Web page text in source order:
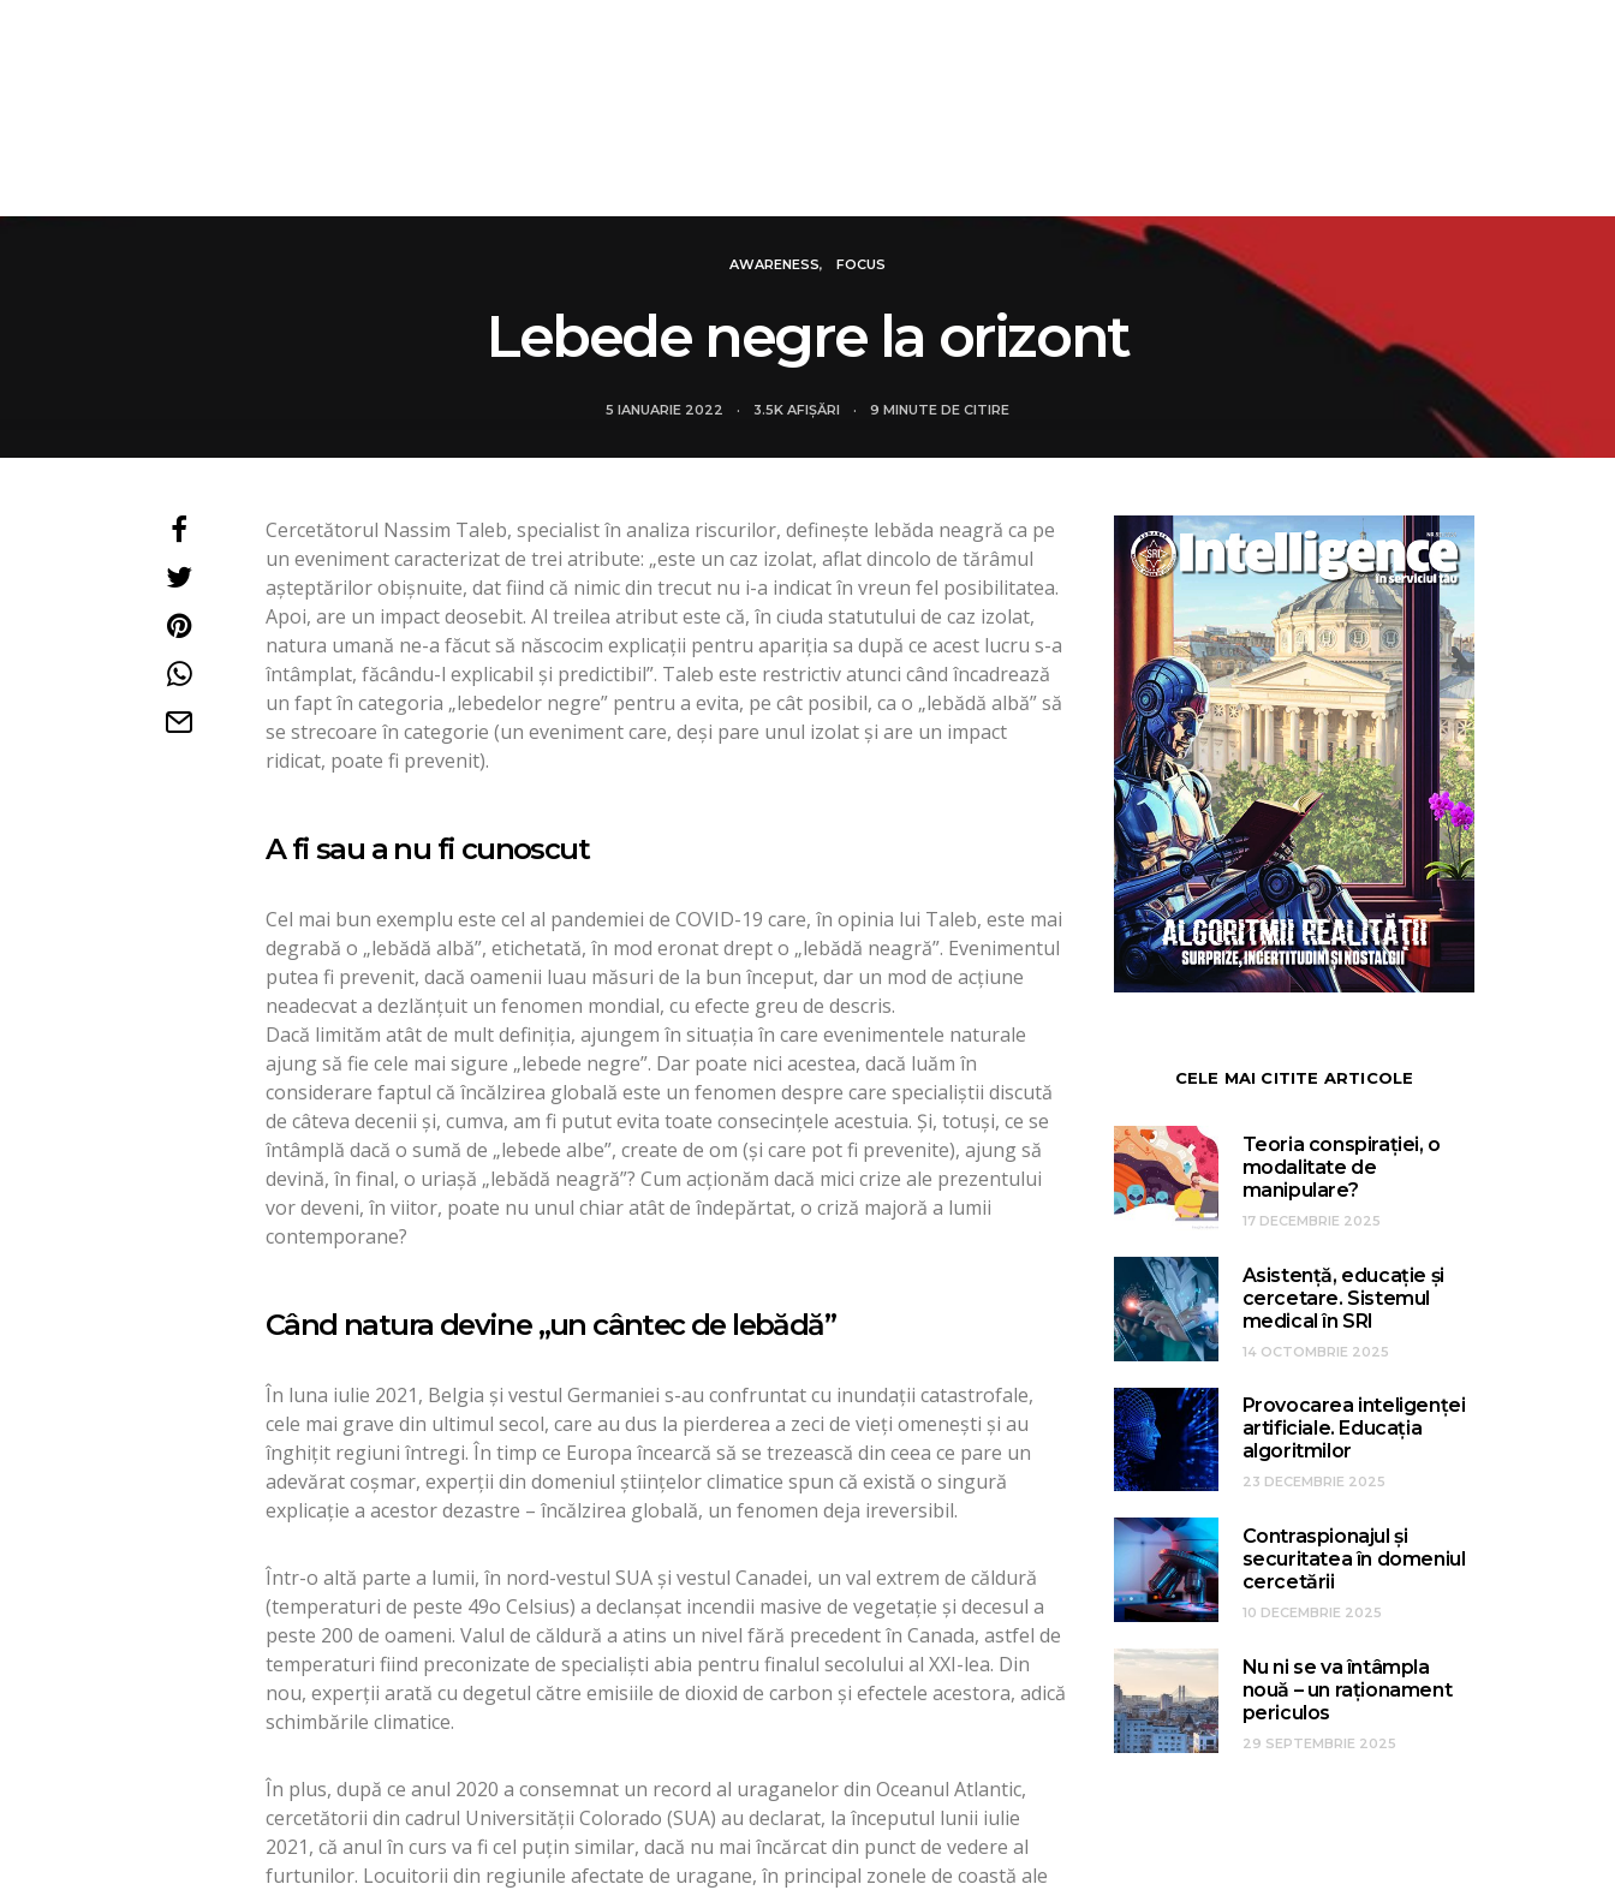
AWARENESS FOCUS
Lebede negre la orizont
5 IANUARIE 2022 3.5K AFIȘĂRI 9 MINUTE DE CITIRE
Cercetătorul Nassim Taleb, specialist în analiza riscurilor, definește lebăda neagră ca pe
un eveniment caracterizat de trei atribute: „este un caz izolat, aflat dincolo de tărâmul
așteptărilor obișnuite, dat fiind că nimic din trecut nu i-a indicat în vreun fel posibilitatea.
Apoi, are un impact deosebit. Al treilea atribut este că, în ciuda statutului de caz izolat,
natura umană ne-a făcut să născocim explicații pentru apariția sa după ce acest lucru s-a
întâmplat, făcându-l explicabil și predictibil”. Taleb este restrictiv atunci când încadrează
un fapt în categoria „lebedelor negre” pentru a evita, pe cât posibil, ca o „lebădă albă” să
se strecoare în categorie (un eveniment care, deși pare unul izolat și are un impact
ridicat, poate fi prevenit).
A fi sau a nu fi cunoscut
Cel mai bun exemplu este cel al pandemiei de COVID-19 care, în opinia lui Taleb, este mai
degrabă o „lebădă albă”, etichetată, în mod eronat drept o „lebădă neagră”. Evenimentul
putea fi prevenit, dacă oamenii luau măsuri de la bun început, dar un mod de acțiune
neadecvat a dezlănțuit un fenomen mondial, cu efecte greu de descris.
Dacă limităm atât de mult definiția, ajungem în situația în care evenimentele naturale
ajung să fie cele mai sigure „lebede negre”. Dar poate nici acestea, dacă luăm în
considerare faptul că încălzirea globală este un fenomen despre care specialiștii discută
de câteva decenii și, cumva, am fi putut evita toate consecințele acestuia. Și, totuși, ce se
întâmplă dacă o sumă de „lebede albe”, create de om (și care pot fi prevenite), ajung să
devină, în final, o uriașă „lebădă neagră”? Cum acționăm dacă mici crize ale prezentului
vor deveni, în viitor, poate nu unul chiar atât de îndepărtat, o criză majoră a lumii
contemporane?
Când natura devine „un cântec de lebădă”
În luna iulie 2021, Belgia și vestul Germaniei s-au confruntat cu inundații catastrofale,
cele mai grave din ultimul secol, care au dus la pierderea a zeci de vieți omenești și au
înghițit regiuni întregi. În timp ce Europa încearcă să se trezească din ceea ce pare un
adevărat coșmar, experții din domeniul științelor climatice spun că există o singură
explicație a acestor dezastre – încălzirea globală, un fenomen deja ireversibil.
Într-o altă parte a lumii, în nord-vestul SUA și vestul Canadei, un val extrem de căldură
(temperaturi de peste 49o Celsius) a declanșat incendii masive de vegetație și decesul a
peste 200 de oameni. Valul de căldură a atins un nivel fără precedent în Canada, astfel de
temperaturi fiind preconizate de specialiști abia pentru finalul secolului al XXI-lea. Din
nou, experții arată cu degetul către emisiile de dioxid de carbon și efectele acestora, adică
schimbările climatice.
În plus, după ce anul 2020 a consemnat un record al uraganelor din Oceanul Atlantic,
cercetătorii din cadrul Universității Colorado (SUA) au declarat, la începutul lunii iulie
2021, că anul în curs va fi cel puțin similar, dacă nu mai încărcat din punct de vedere al
furtunilor. Locuitorii din regiunile afectate de uragane, în principal zonele de coastă ale
CELE MAI CITITE ARTICOLE
Teoria conspirației, o
modalitate de
manipulare?
17 DECEMBRIE 2025
Asistență, educație și
cercetare. Sistemul
medical în SRI
14 OCTOMBRIE 2025
Provocarea inteligenței
artificiale. Educația
algoritmilor
23 DECEMBRIE 2025
Contraspionajul și
securitatea în domeniul
cercetării
10 DECEMBRIE 2025
Nu ni se va întâmpla
nouă – un raționament
periculos
29 SEPTEMBRIE 2025